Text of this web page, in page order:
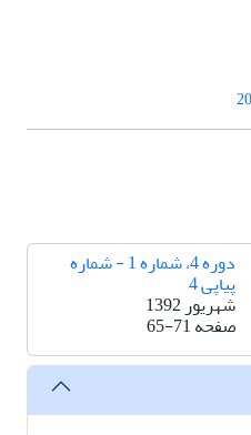
دوره 4، شماره 1 - شماره
پیاپی 4
شهریور 1392
صفحه65-71